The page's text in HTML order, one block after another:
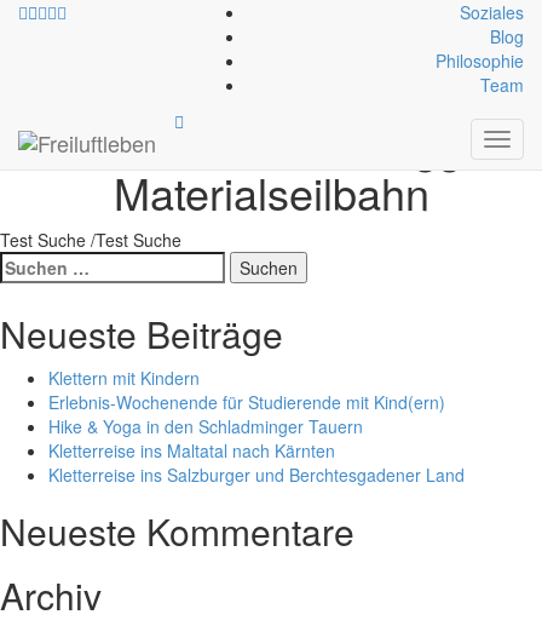
Soziales
Blog
Philosophie
Team
Exklusiv-Leistung: Kosten
für die Bootsfahrt, ggf.
Materialseilbahn
Test Suche /Test Suche
Suche
nach:
Neueste Beiträge
Klettern mit Kindern
Erlebnis-Wochenende für Studierende mit Kind(ern)
Hike & Yoga in den Schladminger Tauern
Kletterreise ins Maltatal nach Kärnten
Kletterreise ins Salzburger und Berchtesgadener Land
Neueste Kommentare
Archiv